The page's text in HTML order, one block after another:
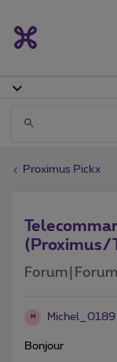
Proximus Pickx
(Proximus/
M Michel_0189
Bonjour